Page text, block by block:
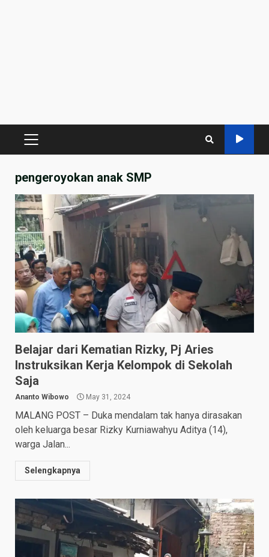
PRIMARY
pengeroyokan anak SMP
Belajar dari Kematian Rizky, Pj Aries
Instruksikan Kerja Kelompok di Sekolah
Saja
Ananto Wibowo May 31, 2024
MALANG POST – Duka mendalam tak hanya dirasakan
oleh keluarga besar Rizky Kurniawahyu Aditya (14),
warga Jalan...
Selengkapnya